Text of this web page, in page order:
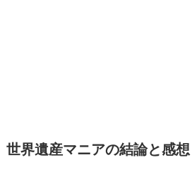
世界遺産マニアの結論と感想